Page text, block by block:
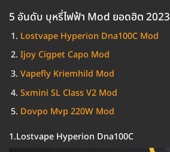
5 อันดับ บุหรี่ไฟฟ้า Mod ยอดฮิต 2023
Lostvape Hyperion Dna100C Mod
Ijoy Cigpet Capo Mod
Vapefly Kriemhild Mod
Sxmini SL Class V2 Mod
Dovpo Mvp 220W Mod
1.Lostvape Hyperion Dna100C